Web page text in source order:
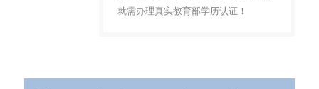
就需办理真实教育部学历认证！